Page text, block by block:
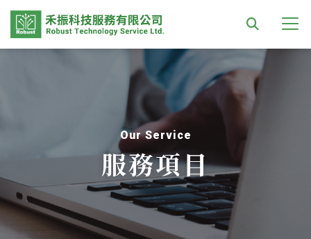
Our Service
服務項目